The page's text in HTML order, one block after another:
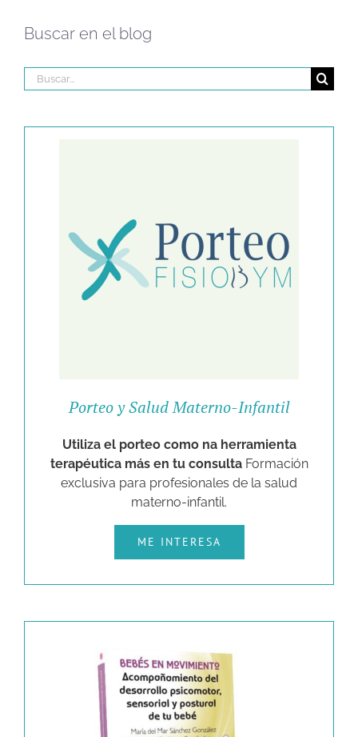
Buscar en el blog
Buscar:
Porteo y Salud Materno-Infantil
Utiliza el porteo como na herramienta
terapéutica más en tu consulta Formación
exclusiva para profesionales de la salud
materno-infantil.
ME INTERESA